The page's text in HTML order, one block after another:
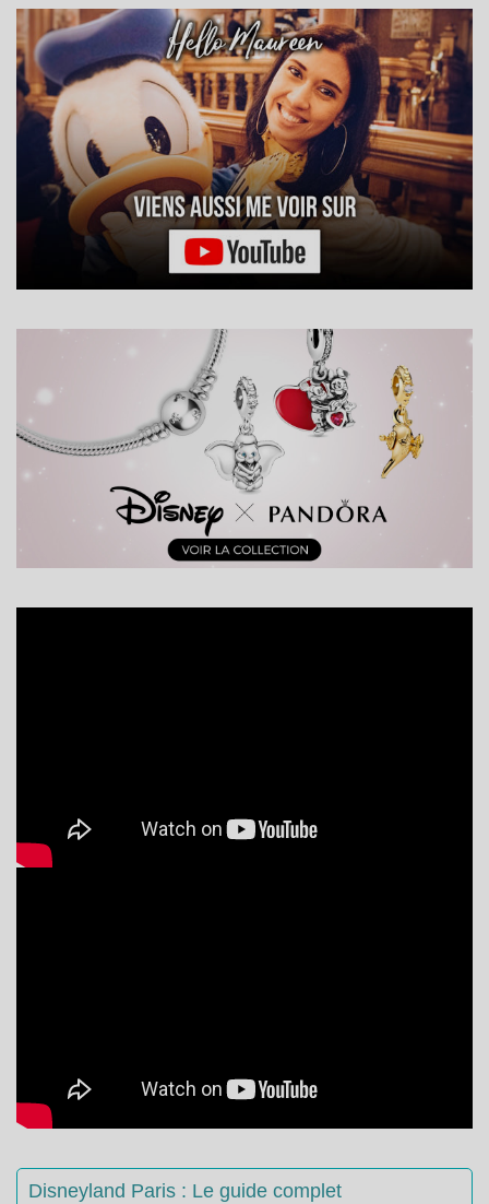
Disneyland Paris : Le guide complet